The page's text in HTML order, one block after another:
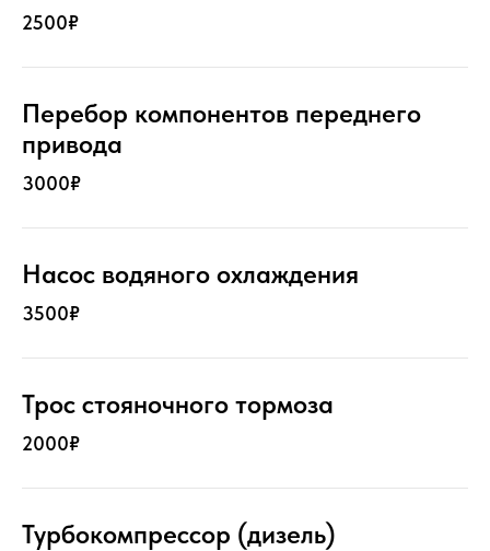
2500₽
Перебор компонентов переднего
привода
3000₽
Насос водяного охлаждения
3500₽
Трос стояночного тормоза
2000₽
Турбокомпрессор (дизель)